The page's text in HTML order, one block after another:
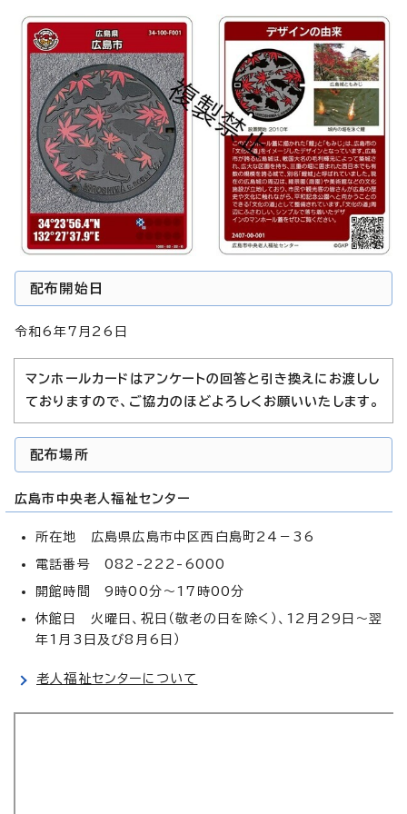
配布開始日
令和6年7月26日
マンホールカードはアンケートの回答と引き換えにお渡しし
ておりますので、ご協力のほどよろしくお願いいたします。
配布場所
広島市中央老人福祉センター
所在地 広島県広島市中区西白島町24－36
電話番号 082-222-6000
開館時間 9時00分～17時00分
休館日 火曜日、祝日（敬老の日を除く）、12月29日～翌
年1月3日及び8月6日）
老人福祉センターについて